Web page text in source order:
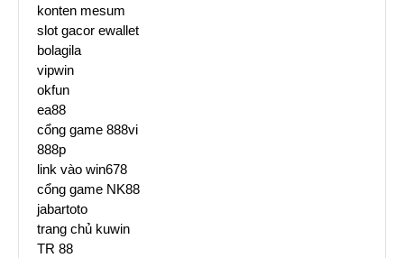
konten mesum
slot gacor ewallet
bolagila
vipwin
okfun
ea88
cổng game 888vi
888p
link vào win678
cổng game NK88
jabartoto
trang chủ kuwin
TR 88